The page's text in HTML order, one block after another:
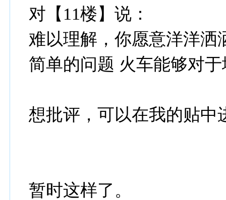
对【11楼】说：
难以理解，你愿意洋洋洒
简单的问题 火车能够对
想批评，可以在我的贴中
暂时这样了。